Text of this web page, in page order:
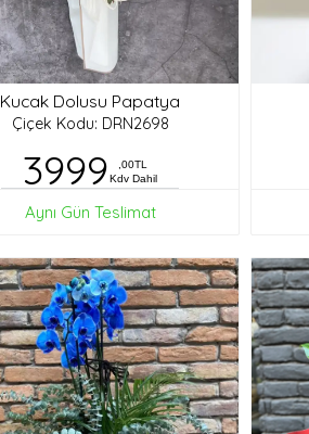
Kucak Dolusu Papatya
Çiçek Kodu: DRN2698
3999
,00TL
Kdv Dahil
Aynı Gün Teslimat